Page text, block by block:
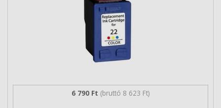
6 790 Ft (bruttó 8 623 Ft)